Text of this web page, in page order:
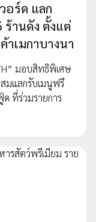
อร์ด แลก
านดัง ตั้งแต่
าเมกาบางนา
มอบสิทธิพิเศษ
มแลกรับเมนูฟรี
ด ที่ร่วมรายการ